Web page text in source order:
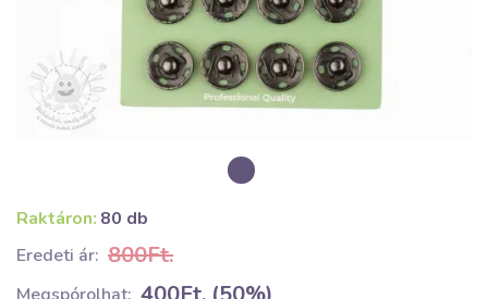
Raktáron: 80 db
Eredeti ár: 800Ft.